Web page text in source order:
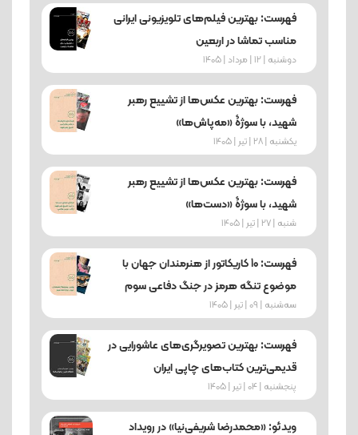
فهرست: بهترین فیلم‌های تلویزیونی ایرانی
مناسب تماشا در اربعین
دوشنبه | 12 | مرداد | 1405
فهرست: بهترین عکس‌ها از تشییع رهبر
شهید، با سوژۀ «مه‌پاش‌ها»
یکشنبه | 28 | تیر | 1405
فهرست: بهترین عکس‌ها از تشییع رهبر
شهید، با سوژۀ «دست‌ها»
شنبه | 27 | تیر | 1405
فهرست: 10 کاریکاتور از هنرمندان جهان با
موضوع تنگه هرمز در جنگ دفاعی سوم
ﺳﻪشنبه | 09 | تیر | 1405
فهرست: بهترین تصویرگری‌های عاشورایی در
قدیمی‌ترین کتاب‌های چاپی ایران
پنجشنبه | 04 | تیر | 1405
ویدئو: «محمدرضا شریفی‌نیا» در رویداد